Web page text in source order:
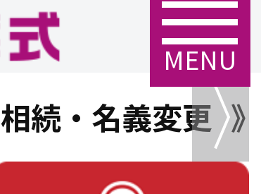
MENU
相続・名義変更